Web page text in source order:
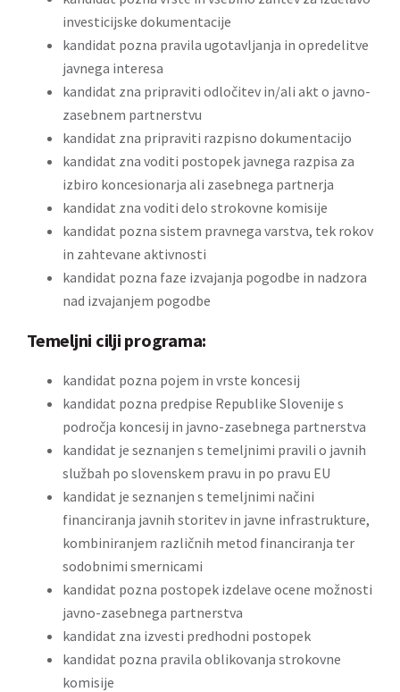
investicijske dokumentacije
kandidat pozna pravila ugotavljanja in opredelitve
javnega interesa
kandidat zna pripraviti odločitev in/ali akt o javno-
zasebnem partnerstvu
kandidat zna pripraviti razpisno dokumentacijo
kandidat zna voditi postopek javnega razpisa za
izbiro koncesionarja ali zasebnega partnerja
kandidat zna voditi delo strokovne komisije
kandidat pozna sistem pravnega varstva, tek rokov
in zahtevane aktivnosti
kandidat pozna faze izvajanja pogodbe in nadzora
nad izvajanjem pogodbe
Temeljni cilji programa:
kandidat pozna pojem in vrste koncesij
kandidat pozna predpise Republike Slovenije s
področja koncesij in javno-zasebnega partnerstva
kandidat je seznanjen s temeljnimi pravili o javnih
službah po slovenskem pravu in po pravu EU
kandidat je seznanjen s temeljnimi načini
financiranja javnih storitev in javne infrastrukture,
kombiniranjem različnih metod financiranja ter
sodobnimi smernicami
kandidat pozna postopek izdelave ocene možnosti
javno-zasebnega partnerstva
kandidat zna izvesti predhodni postopek
kandidat pozna pravila oblikovanja strokovne
komisije